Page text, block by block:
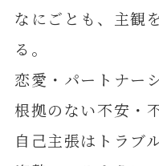
なにごとも、主観
る。
恋愛・パートナ
根拠のない不安・
自己主張はトラブ